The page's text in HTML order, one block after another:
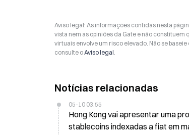
Aviso legal: As informações contidas nesta
vista nem as opiniões da Gate e não
virtuais envolve um risco elevado. Não se
consulte oAviso legal.
Notícias relacionadas
05-10 03:55
Hong Kong vai apresentar uma
stablecoins indexadas a fiat em